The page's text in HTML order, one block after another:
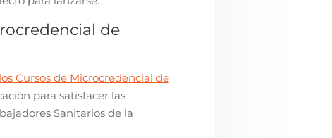
de
los Cursos de Microcredencial de
para satisfacer las
Sanitarios de la